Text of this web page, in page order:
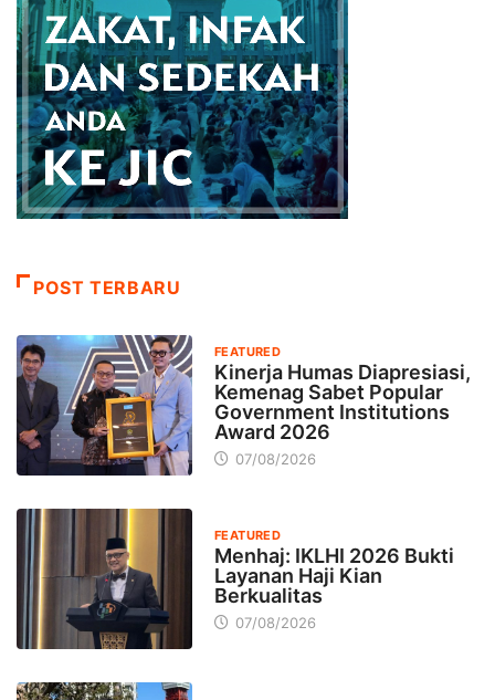
POST TERBARU
FEATURED
Kinerja Humas Diapresiasi,
Kemenag Sabet Popular
Government Institutions
Award 2026
07/08/2026
FEATURED
Menhaj: IKLHI 2026 Bukti
Layanan Haji Kian
Berkualitas
07/08/2026